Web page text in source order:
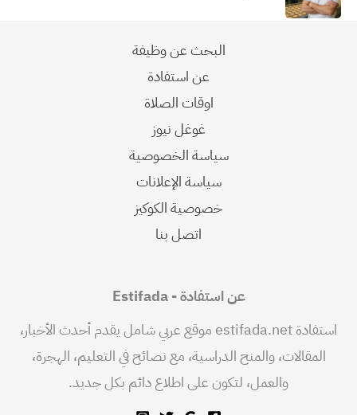
البحث عن وظيفة
عن استفادة
اوقات الصلاة
غوغل نيوز
سياسة الخصوصية
سياسة الإعلانات
خصوصية الكوكيز
اتصل بنا
عن استفادة - Estifada
استفادة estifada.net موقع عربي شامل يقدم أحدث الأخبار،
المقالات، والمنح الدراسية، مع نصائح في التعليم، الهجرة،
والعمل، لتكون على اطلاع دائم بكل جديد.